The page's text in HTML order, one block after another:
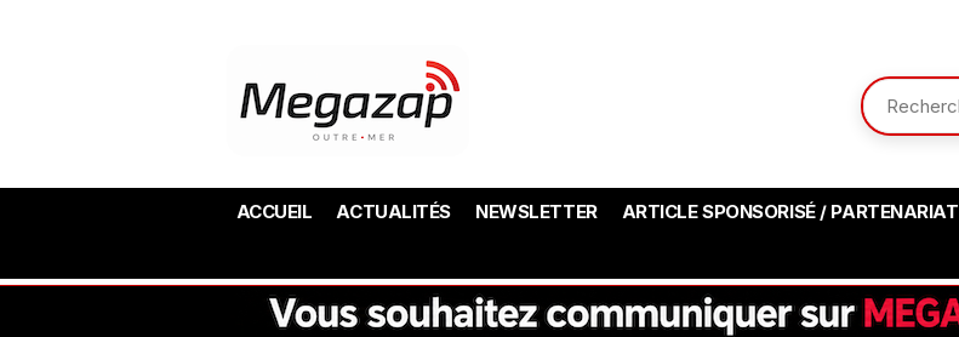
ACCUEIL ACTUALITÉS NEWSLETTER ARTICLE SPONSORISÉ / PARTENARIAT